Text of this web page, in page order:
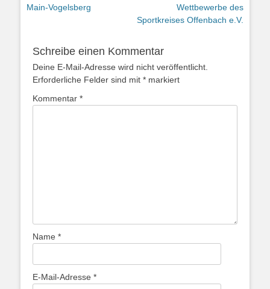
Beitrag:
Main-Vogelsberg
Wettbewerbe des
Sportkreises Offenbach e.V.
Schreibe einen Kommentar
Deine E-Mail-Adresse wird nicht veröffentlicht.
Erforderliche Felder sind mit * markiert
Kommentar *
Name *
E-Mail-Adresse *